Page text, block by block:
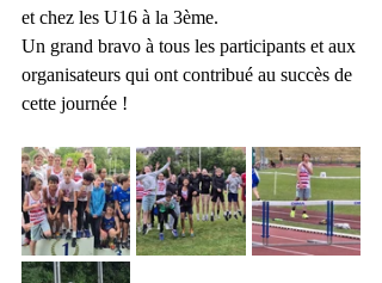
et chez les U16 à la 3ème.
Un grand bravo à tous les participants et aux
organisateurs qui ont contribué au succès de
cette journée !